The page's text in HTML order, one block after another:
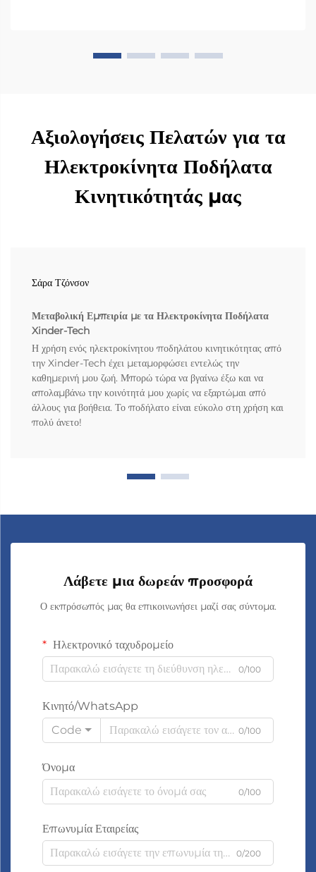
Αξιολογήσεις Πελατών για τα
Ηλεκτροκίνητα Ποδήλατα
Κινητικότητάς μας
Σάρα Τζόνσον
Μεταβολική Εμπειρία με τα Ηλεκτροκίνητα Ποδήλατα
Xinder-Tech
Η χρήση ενός ηλεκτροκίνητου ποδηλάτου κινητικότητας από
την Xinder-Tech έχει μεταμορφώσει εντελώς την
καθημερινή μου ζωή. Μπορώ τώρα να βγαίνω έξω και να
απολαμβάνω την κοινότητά μου χωρίς να εξαρτώμαι από
άλλους για βοήθεια. Το ποδήλατο είναι εύκολο στη χρήση και
πολύ άνετο!
Λάβετε μια δωρεάν προσφορά
Ο εκπρόσωπός μας θα επικοινωνήσει μαζί σας σύντομα.
Ηλεκτρονικό ταχυδρομείο
0/100
Κινητό/WhatsApp
Code
0/100
Όνομα
0/100
Επωνυμία Εταιρείας
0/200